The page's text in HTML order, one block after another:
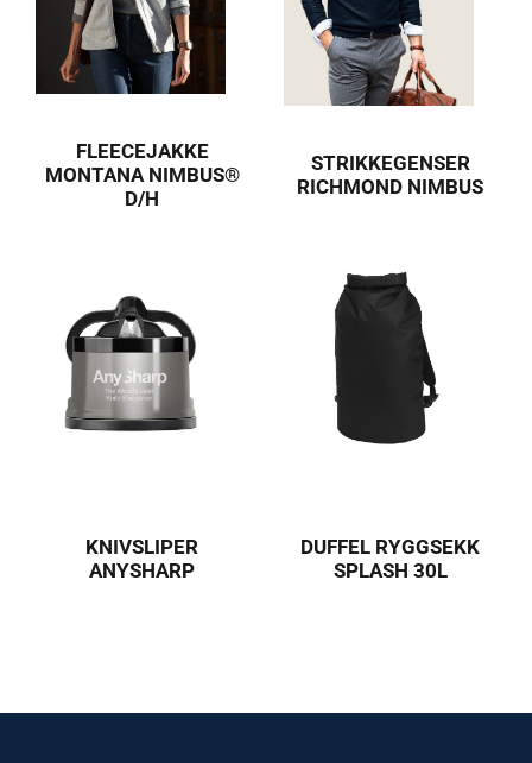
FLEECEJAKKE
MONTANA NIMBUS®
D/H
STRIKKEGENSER
RICHMOND NIMBUS
KNIVSLIPER
ANYSHARP
DUFFEL RYGGSEKK
SPLASH 30L